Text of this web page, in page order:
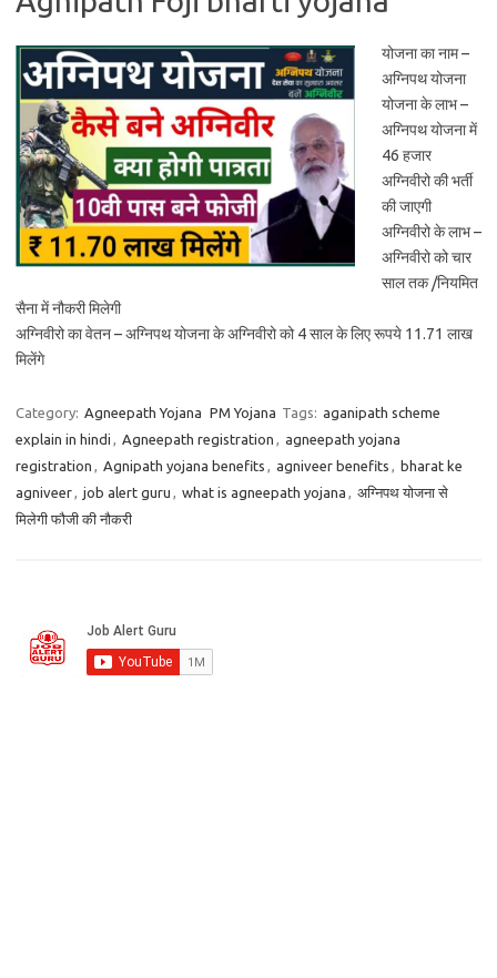
योजना का नाम –
अग्निपथ योजना
योजना के लाभ –
अग्निपथ योजना में
46 हजार
अग्निवीरो की भर्ती
की जाएगी
अग्निवीरो के लाभ –
अग्निवीरो को चार
साल तक /नियमित
सैना में नौकरी मिलेगी
अग्निवीरो का वेतन – अग्निपथ योजना के अग्निवीरो को 4 साल के लिए रूपये 11.71 लाख
मिलेंगे
Category: Agneepath Yojana PM Yojana Tags: aganipath scheme
explain in hindi , Agneepath registration , agneepath yojana
registration , Agnipath yojana benefits , agniveer benefits , bharat ke
agniveer, job alert guru , what is agneepath yojana , अग्निपथ योजना से
मिलेगी फौजी की नौकरी